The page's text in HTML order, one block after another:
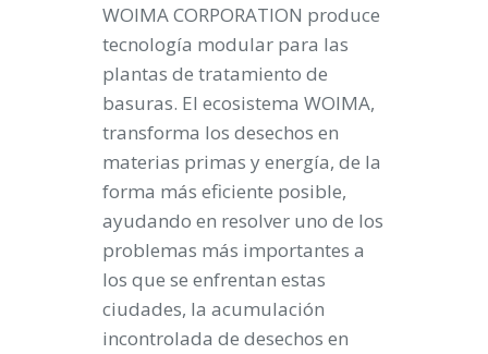
WOIMA CORPORATION produce
tecnología modular para las
plantas de tratamiento de
basuras. El ecosistema WOIMA,
transforma los desechos en
materias primas y energía, de la
forma más eficiente posible,
ayudando en resolver uno de los
problemas más importantes a
los que se enfrentan estas
ciudades, la acumulación
incontrolada de desechos en